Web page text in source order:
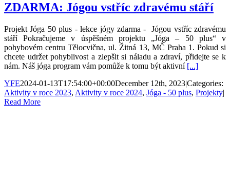
ZDARMA: Jógou vstříc zdravému stáří
Projekt Jóga 50 plus - lekce jógy zdarma - Jógou vstříc zdravému
stáří Pokračujeme v úspěšném projektu „Jóga – 50 plus“ v
pohybovém centru Tělocvična, ul. Žitná 13, MČ Praha 1. Pokud si
chcete udržet pohyblivost a zlepšit si náladu a zdraví, přidejte se k
nám. Náš jóga program vám pomůže k tomu být aktivní [...]
YFE2024-01-13T17:54:00+00:00December 12th, 2023|Categories:
Aktivity v roce 2023, Aktivity v roce 2024, Jóga - 50 plus, Projekty|
Read More